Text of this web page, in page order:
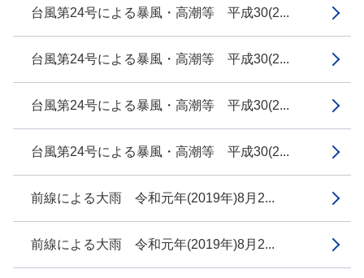
台風第24号による暴風・高潮等 平成30(2...
台風第24号による暴風・高潮等 平成30(2...
台風第24号による暴風・高潮等 平成30(2...
台風第24号による暴風・高潮等 平成30(2...
前線による大雨 令和元年(2019年)8月2...
前線による大雨 令和元年(2019年)8月2...